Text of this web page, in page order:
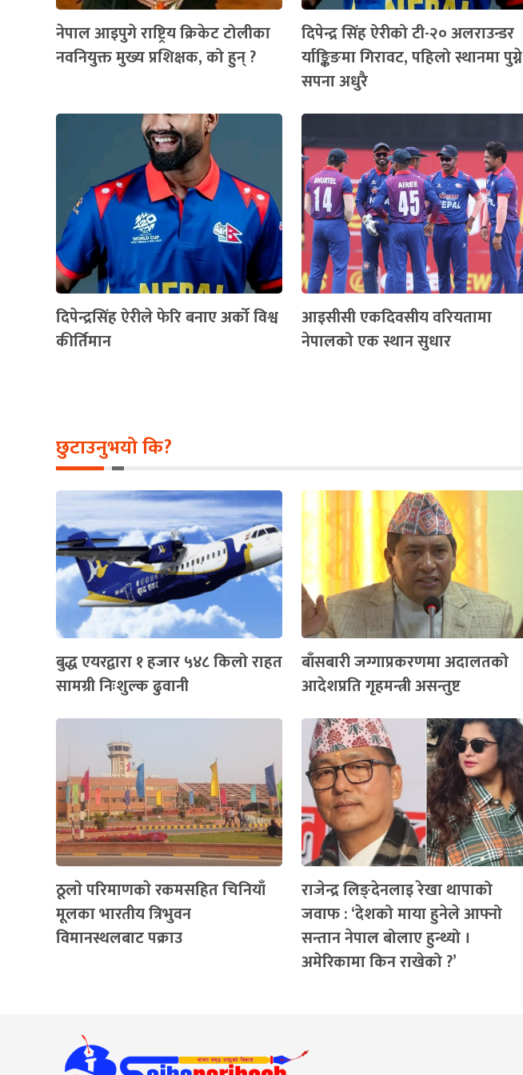
नेपाल आइपुगे राष्ट्रिय क्रिकेट टोलीका
नवनियुक्त मुख्य प्रशिक्षक, को हुन् ?
दिपेन्द्र सिंह ऐरीको टी-२० अलराउन्डर
र्याङ्किङमा गिरावट, पहिलो स्थानमा पुग्ने
सपना अधुरै
दिपेन्द्रसिंह ऐरीले फेरि बनाए अर्को विश्व
कीर्तिमान
आइसीसी एकदिवसीय वरियतामा
नेपालको एक स्थान सुधार
छुटाउनुभयो कि?
बुद्ध एयरद्वारा १ हजार ५४८ किलो राहत
सामग्री निःशुल्क ढुवानी
बाँसबारी जग्गाप्रकरणमा अदालतको
आदेशप्रति गृहमन्त्री असन्तुष्ट
ठूलाे परिमाणकाे रकमसहित चिनियाँ
मूलका भारतीय त्रिभुवन
विमानस्थलबाट पक्राउ
राजेन्द्र लिङ्देनलाइ रेखा थापाको
जवाफ : ‘देशको माया हुनेले आफ्नो
सन्तान नेपाल बोलाए हुन्थ्यो ।
अमेरिकामा किन राखेको ?’